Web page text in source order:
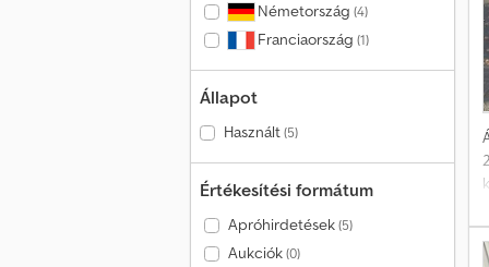
Németország (4)
Franciaország (1)
Állapot
Használt(5)
Értékesítési formátum
Apróhirdetések(5)
Aukciók(0)